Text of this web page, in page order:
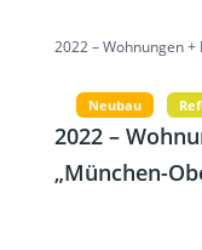
2022 – Wohnungen
Neubau
2022 –
„München-